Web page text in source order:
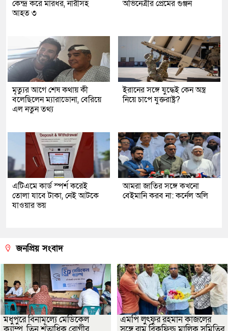
কেন্দ্র করে মারধর, নারীসহ
আহত ৩
অভিনেত্রীর প্রেমের গুঞ্জন
মৃত্যুর আগে শেষ কথায় কী
বলেছিলেন ম্যারাডোনা, বেরিয়ে
এল নতুন তথ্য
ইরানের সঙ্গে যুদ্ধেই কেন অস্ত্র
নিয়ে চাপে যুক্তরাষ্ট্র?
এটিএমে কার্ড স্পর্শ করেই
তোলা যাবে টাকা, নেই আটকে
যাওয়ার ভয়
আমরা জাতির সঙ্গে কখনো
বেইমানি করব না: কর্নেল অলি
জনপ্রিয় সংবাদ
মধুপুরে বিনামূল্যে মেডিকেল
এমপি লুৎফুর রহমান কাজলের